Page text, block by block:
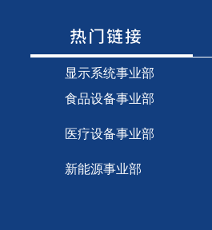
显示系统事业部
食品设备事业部
医疗设备事业部
新能源事业部